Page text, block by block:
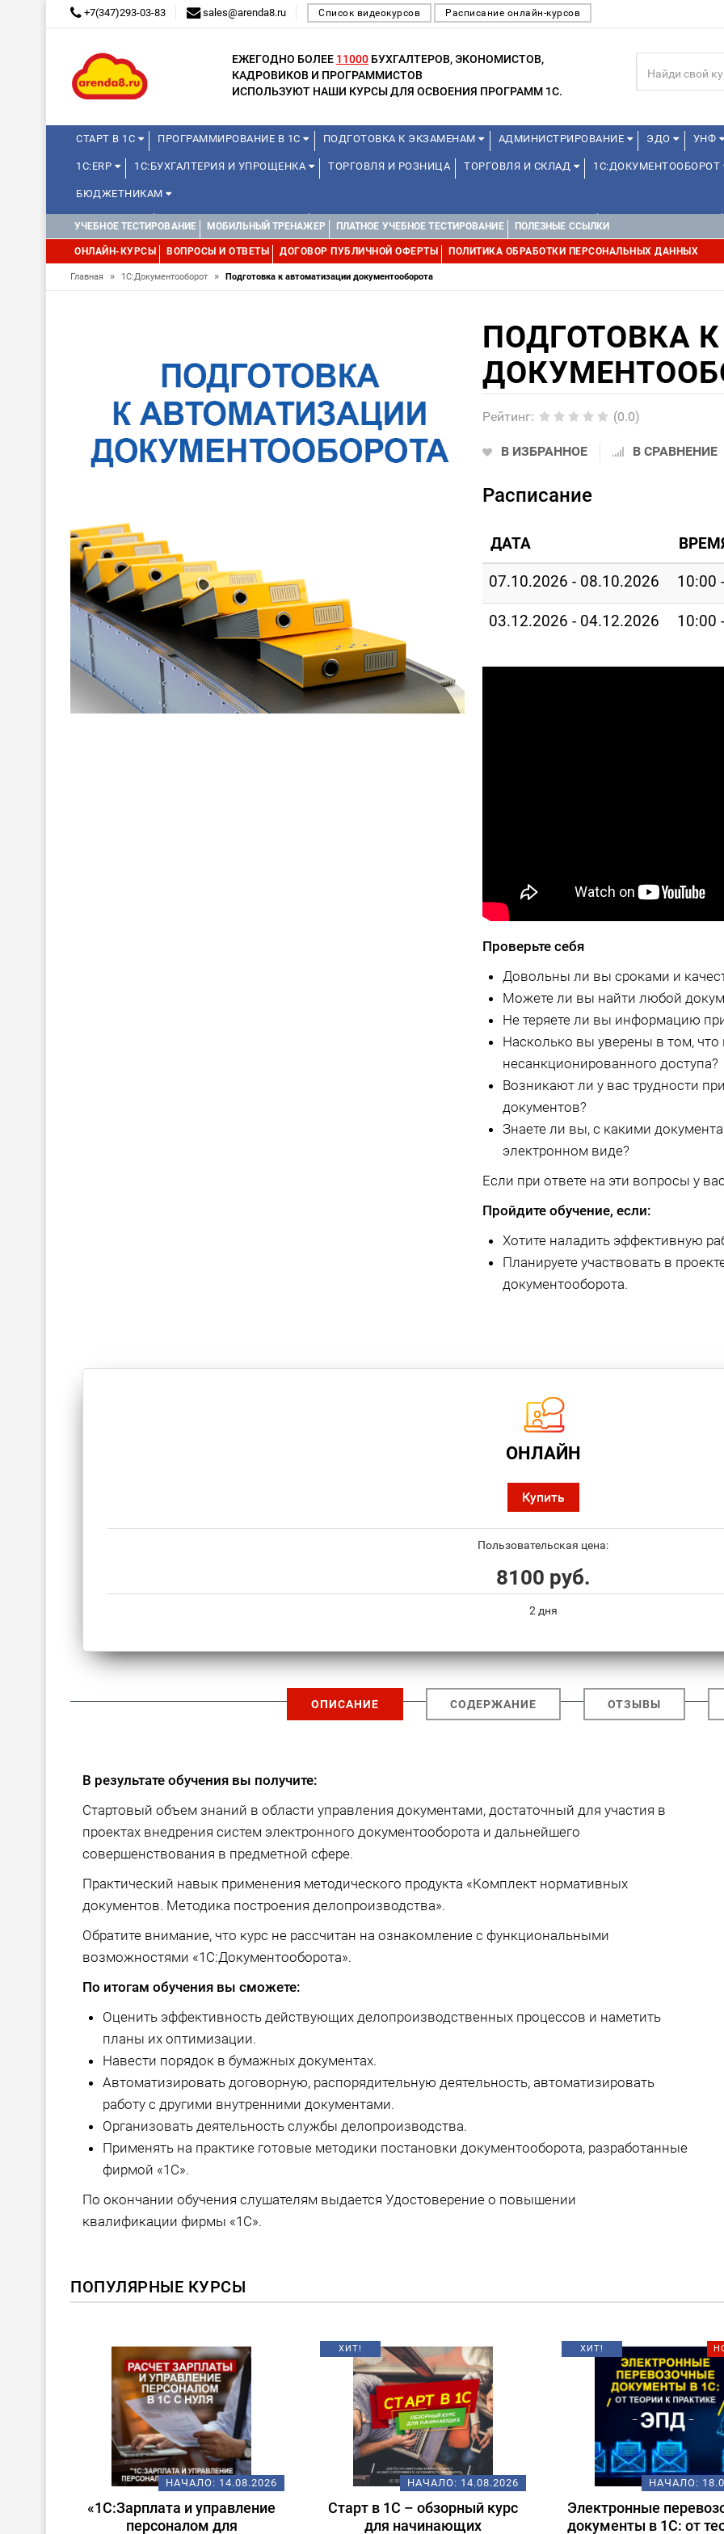
+7(347)293-03-83 sales@arenda8.ru Список видеокурсов Расписание онлайн-курсов
ЕЖЕГОДНО БОЛЕЕ 11000 БУХГАЛТЕРОВ, ЭКОНОМИСТОВ,
КАДРОВИКОВ И ПРОГРАММИСТОВ
ИСПОЛЬЗУЮТ НАШИ КУРСЫ ДЛЯ ОСВОЕНИЯ ПРОГРАММ 1С.
СТАРТ В 1С ПРОГРАММИРОВАНИЕ В 1С ПОДГОТОВКА К ЭКЗАМЕНАМ АДМИНИСТРИРОВАНИЕ ЭДО УНФ
1С:ERP 1С:БУХГАЛТЕРИЯ И УПРОЩЕНКА ТОРГОВЛЯ И РОЗНИЦА ТОРГОВЛЯ И СКЛАД 1С:ДОКУМЕНТООБОРОТ
БЮДЖЕТНИКАМ
МИНИ-КУРСЫ КУРСЫ ДЛЯ ШКОЛЬНИКОВ КУРСЫ ДЛЯ ПРЕПОДАВАТЕЛЕЙ ШКОЛЬНЫХ КУРСОВ ДЛЯ ШКОЛЬНИКОВ
УПРАВЛЕНИЕ ПРОЕКТАМИ УПРАВЛЕНЦАМ ДРУГИЕ 1С:МЕДИЦИНА WEB, JAVA И ANDROID
УЧЕБНОЕ ТЕСТИРОВАНИЕ МОБИЛЬНЫЙ ТРЕНАЖЕР ПЛАТНОЕ УЧЕБНОЕ ТЕСТИРОВАНИЕ ПОЛЕЗНЫЕ ССЫЛКИ
ОНЛАЙН-КУРСЫ ВОПРОСЫ И ОТВЕТЫ ДОГОВОР ПУБЛИЧНОЙ ОФЕРТЫ ПОЛИТИКА ОБРАБОТКИ ПЕРСОНАЛЬНЫХ ДАННЫХ
Главная » 1С:Документооборот » Подготовка к автоматизации документооборота
ПОДГОТОВКА
Рейтинг: (0.0)
В ИЗБРАННОЕ В СРАВНЕНИЕ
Расписание
ДАТА
07.10.2026 - 08.10.2026 10:00
03.12.2026 - 04.12.2026 10:00
Проверьте себя
Довольны ли вы сроками и
Можете ли вы найти любой
Не теряете ли вы информацию
Насколько вы уверены в том,
несанкционированного доступа?
Возникают ли у вас трудности
документов?
Знаете ли вы, с какими
электронном виде?
Если при ответе на эти вопросы у
Пройдите обучение, если:
Хотите наладить эффективную
Планируете участвовать в
документооборота.
ОНЛАЙН
Купить
Пользовательская цена:
8100 руб.
2 дня
ОПИСАНИЕ СОДЕРЖАНИЕ ОТЗЫВЫ
В результате обучения вы получите:
Стартовый объем знаний в области управления документами, достаточный для участия в
проектах внедрения систем электронного документооборота и дальнейшего
совершенствования в предметной сфере.
Практический навык применения методического продукта «Комплект нормативных
документов. Методика построения делопроизводства».
Обратите внимание, что курс не рассчитан на ознакомление с функциональными
возможностями «1С:Документооборота».
По итогам обучения вы сможете:
Оценить эффективность действующих делопроизводственных процессов и наметить
планы их оптимизации.
Навести порядок в бумажных документах.
Автоматизировать договорную, распорядительную деятельность, автоматизировать
работу с другими внутренними документами.
Организовать деятельность службы делопроизводства.
Применять на практике готовые методики постановки документооборота, разработанные
фирмой «1С».
По окончании обучения слушателям выдается Удостоверение о повышении
квалификации фирмы «1С».
ПОПУЛЯРНЫЕ КУРСЫ
НАЧАЛО: 14.08.2026
«1С:Зарплата и управление
персоналом для
ХИТ!
НАЧАЛО: 14.08.2026
Старт в 1С – обзорный курс
для начинающих
ХИТ!
НАЧАЛО:
Электронные
документы в 1С: от